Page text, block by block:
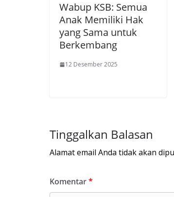
Wabup KSB: Semua
Anak Memiliki Hak
yang Sama untuk
Berkembang
12 Desember 2025
Tinggalkan Balasan
Alamat email Anda tidak akan
Komentar*